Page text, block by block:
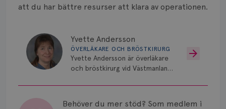
att du har bättre resurser att klara av operationen.
Yvette Andersson
ÖVERLÄKARE OCH BRÖSTKIRURG
Yvette Andersson är överläkare
och bröstkirurg vid Västmanlands
Behöver du mer stöd? Som medlem i